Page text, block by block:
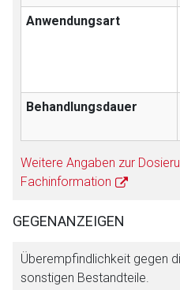
Anwendungsart
Behandlungsdauer
Weitere Angaben zur
Fachinformation
GEGENANZEIGEN
Überempfindlichkeit gegen
sonstigen Bestandteile.
Zurück zur